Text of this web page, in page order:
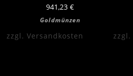
941,23 €
Goldmünzen
zzgl. Versandkosten zzgl.